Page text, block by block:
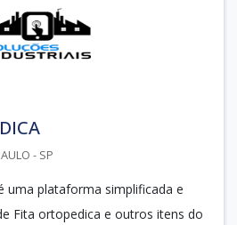
- SP
uma plataforma simplificada e
Fita ortopedica e outros itens do